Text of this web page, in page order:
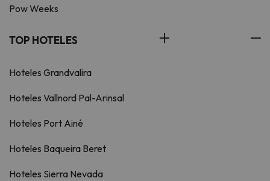
Pow Weeks
TOP HOTELES
Hoteles Grandvalira
Hoteles Vallnord Pal-Arinsal
Hoteles Port Ainé
Hoteles Baqueira Beret
Hoteles Sierra Nevada